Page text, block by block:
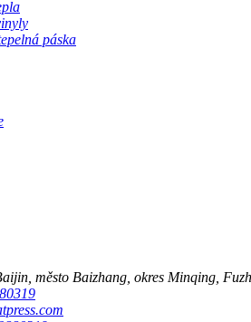
páska
město Baizhang, okres Minqing,